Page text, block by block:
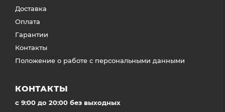
Доставка
Оплата
Гарантии
Контакты
Положение о работе с персональными данными
КОНТАКТЫ
c 9:00 до 20:00 без выходных